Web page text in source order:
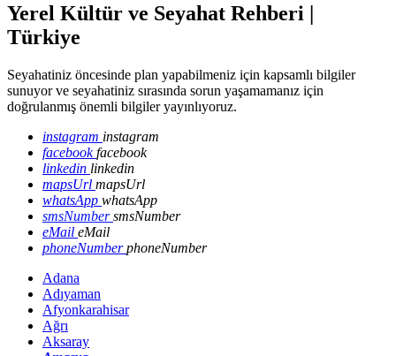
Yerel Kültür ve Seyahat Rehberi |
Türkiye
Seyahatiniz öncesinde plan yapabilmeniz için kapsamlı bilgiler
sunuyor ve seyahatiniz sırasında sorun yaşamamanız için
doğrulanmış önemli bilgiler yayınlıyoruz.
instagram instagram
facebookfacebook
linkedin linkedin
mapsUrl mapsUrl
whatsApp whatsApp
smsNumbersmsNumber
eMail eMail
phoneNumberphoneNumber
Adana
Adıyaman
Afyonkarahisar
Ağrı
Aksaray